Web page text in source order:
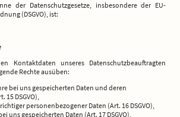
der Datenschutzgesetze, insbesondere der EU-
(DSGVO), ist:
Kontaktdaten unseres Datenschutzbeauftragten
Rechte ausüben:
bei uns gespeicherten Daten und deren
15 DSGVO),
personenbezogener Daten (Art. 16 DSGVO),
uns gespeicherten Daten (Art. 17 DSGVO),